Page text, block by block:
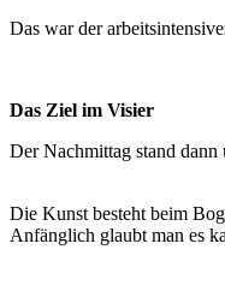
Das war der
Das Ziel im Visier
Der Nachmittag stand
Die Kunst besteht beim
Anfänglich glaubt man es